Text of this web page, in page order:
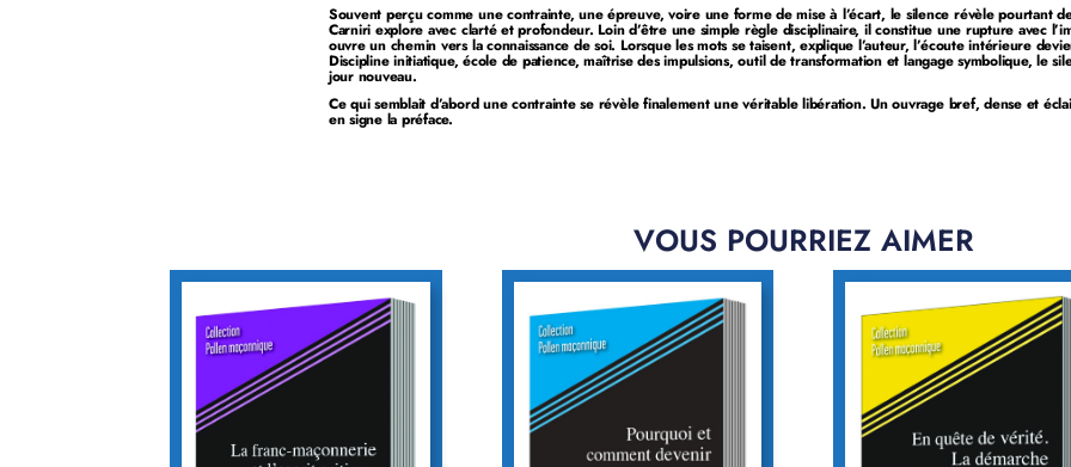
Souvent perçu comme une contrainte, une épreuve, voire une forme de mise à l’écart, le silence révèle pourtant
Carniri explore avec clarté et profondeur. Loin d’être une simple règle disciplinaire, il constitue une rupture avec
ouvre un chemin vers la connaissance de soi. Lorsque les mots se taisent, explique l’auteur, l’écoute intérieure
Discipline initiatique, école de patience, maîtrise des impulsions, outil de transformation et langage symbolique, le
jour nouveau.
Ce qui semblait d’abord une contrainte se révèle finalement une véritable libération. Un ouvrage bref, dense et
en signe la préface.
VOUS POURRIEZ AIMER